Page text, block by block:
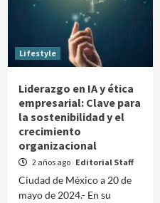
Lifestyle
Liderazgo en IA y ética
empresarial: Clave para
la sostenibilidad y el
crecimiento
organizacional
2 años ago Editorial Staff
Ciudad de México a 20 de
mayo de 2024.- En su